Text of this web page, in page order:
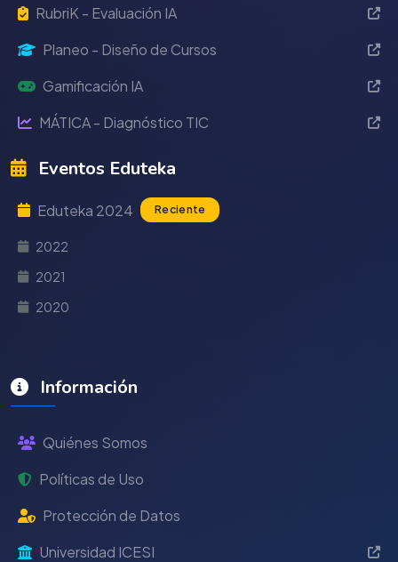
RubriK - Evaluación IA
Planeo - Diseño de Cursos
Gamificación IA
MÁTICA - Diagnóstico TIC
Eventos Eduteka
Eduteka 2024 Reciente
2022
2021
2020
Información
Quiénes Somos
Políticas de Uso
Protección de Datos
Universidad ICESI